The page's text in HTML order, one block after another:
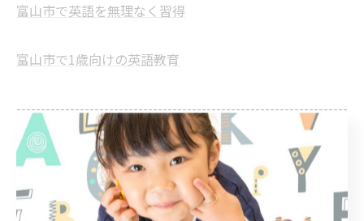
富山市で英語を無理なく習得
富山市で1歳向けの英語教育
--------------------------------------------------------------------
--
幼児 バイリンガル 2歳 英語 1歳